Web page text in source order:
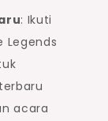
: Ikuti
Legends
acara